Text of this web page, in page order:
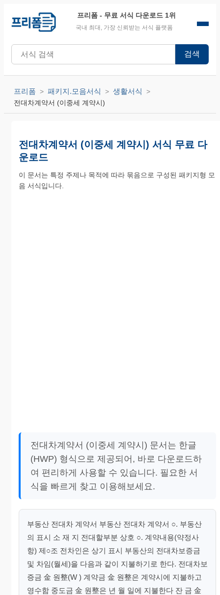
프리폼 - 무료 서식 다운로드 1위
국내 최대, 가장 신뢰받는 서식 플랫폼
검색
프리폼 패키지.모음서식 생활서식
전대차계약서 (이중세 계약시)
전대차계약서 (이중세 계약시) 서식 무료 다
운로드
이 문서는 특정 주제나 목적에 따라 묶음으로 구성된 패키지형 모
음 서식입니다.
전대차계약서 (이중세 계약시) 문서는 한글
(HWP) 형식으로 제공되어, 바로 다운로드하
여 편리하게 사용할 수 있습니다. 필요한 서
식을 빠르게 찾고 이용해보세요.
부동산 전대차 계약서 부동산 전대차 계약서 ○. 부동산
의 표시 소 재 지 전대할부분 상호 ○. 계약내용(약정사
항) 제○조 전차인은 상기 표시 부동산의 전대차보증금
및 차임(월세)을 다음과 같이 지불하기로 한다. 전대차보
증금 金 원整(W ) 계약금 金 원整은 계약시에 지불하고
영수함 중도금 金 원整은 년 월 일에 지불한다 잔 금 金